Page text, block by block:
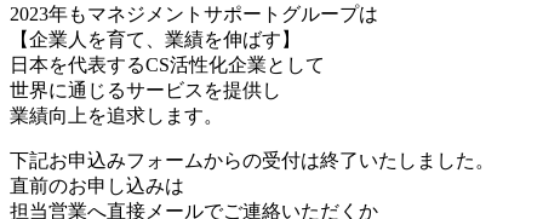
2023年もマネジメントサポートグループは
【企業人を育て、業績を伸ばす】
日本を代表するCS活性化企業として
世界に通じるサービスを提供し
業績向上を追求します。
下記お申込みフォームからの受付は終了いたしました。
直前のお申し込みは
担当営業へ直接メールでご連絡いただくか